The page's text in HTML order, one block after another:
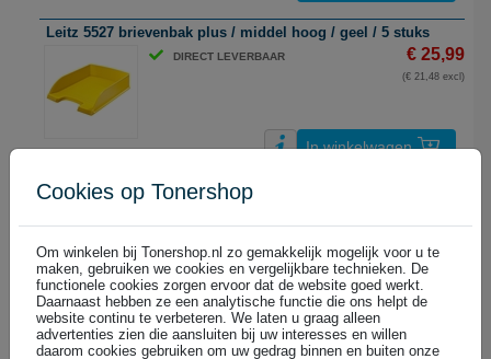
Leitz 5527 brievenbak plus / middel hoog / geel / 5 stuks
DIRECT LEVERBAAR € 25,99
(€ 21,48 excl)
In winkelwagen
Leitz 5527 brievenbak plus / middel hoog / grijs / 5 stuks
In winkelwagen
Cookies op Tonershop
Om winkelen bij Tonershop.nl zo gemakkelijk mogelijk voor u te
maken, gebruiken we cookies en vergelijkbare technieken. De
functionele cookies zorgen ervoor dat de website goed werkt.
Daarnaast hebben ze een analytische functie die ons helpt de
website continu te verbeteren. We laten u graag alleen
advertenties zien die aansluiten bij uw interesses en willen
daarom cookies gebruiken om uw gedrag binnen en buiten onze